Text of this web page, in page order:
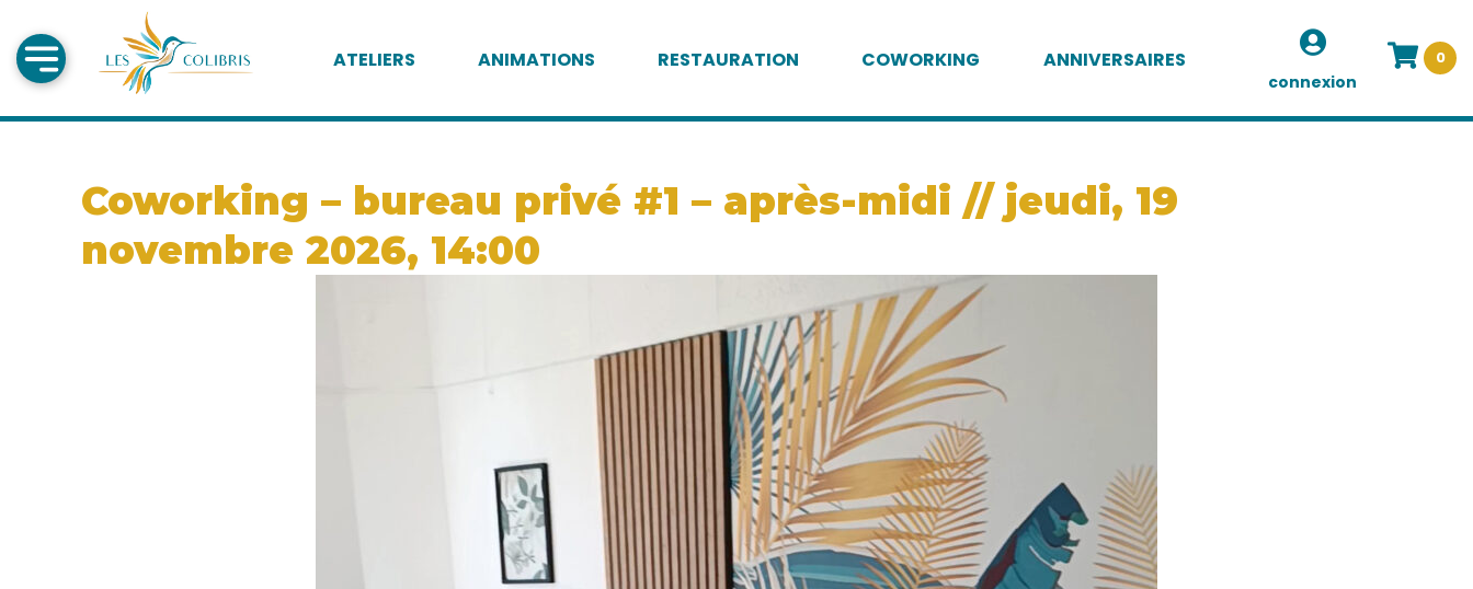
ATELIERS ANIMATIONS RESTAURATION COWORKING ANNIVERSAIRES
connexion
0
Coworking – bureau privé #1 – après-midi // jeudi, 19
novembre 2026, 14:00